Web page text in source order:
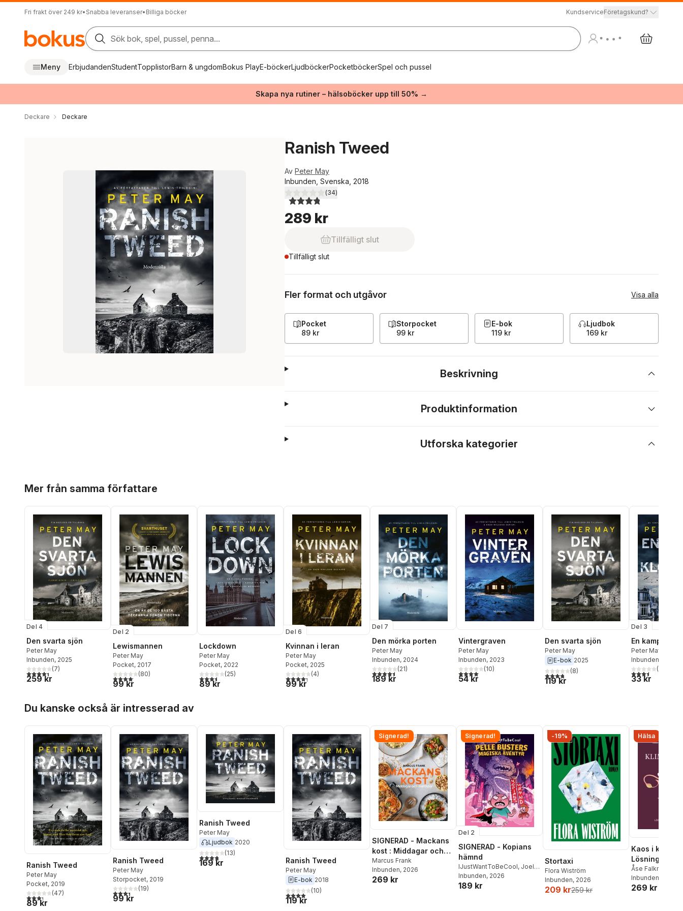
Fri frakt över 249 kr• Snabba leveranser• Billiga böcker KundserviceFöretagskund?
Sök bok, spel, pussel, penna...
Meny ErbjudandenStudentTopplistorBarn & ungdomBokus PlayE-böckerLjudböckerPocketböckerSpel och pussel
Skapa nya rutiner – hälsoböcker upp till 50% →
Deckare Deckare
Ranish Tweed
Av Peter May
Inbunden, Svenska, 2018
3,8utav 5 stjärnor. Totalt antal röster:
(34)
289 kr
Tillfälligt slut
Tillfälligt slut
Fler format och utgåvor Visa alla
Pocket
89 kr
Storpocket
99 kr
E-bok
119 kr
Ljudbok
169 kr
Beskrivning
Produktinformation
Utforska kategorier
Mer från samma författare
Del 4
Den svarta sjön
Peter May
Inbunden, 2025
4,4utav 5 stjärnor. Totalt antal röster:
(7)
259 kr
Del 2
Lewismannen
Peter May
Pocket, 2017
4,1utav 5 stjärnor. Totalt antal röster:
(80)
99 kr
Lockdown
Peter May
Pocket, 2022
3,5utav 5 stjärnor. Totalt antal röster:
(25)
89 kr
Del 6
Kvinnan i leran
Peter May
Pocket, 2025
4,3utav 5 stjärnor. Totalt antal röster:
(4)
99 kr
Del 7
Den mörka porten
Peter May
Inbunden, 2024
4,5utav 5 stjärnor. Totalt antal röster:
(21)
189 kr
Vintergraven
Peter May
Inbunden, 2023
4,0utav 5 stjärnor. Totalt antal röster:
(10)
54 kr
Den svarta sjön
Peter May
E-bok 2025
3,8utav 5 stjärnor. Totalt antal röster:
(8)
119 kr
Del 3
En kamp mot
Peter May
Inbunden
3,5utav 5(
33 kr
Du kanske också är intresserad av
Ranish Tweed
Peter May
Pocket, 2019
3,3utav 5 stjärnor. Totalt antal röster:
(47)
89 kr
Ranish Tweed
Peter May
Storpocket, 2019
3,4utav 5 stjärnor. Totalt antal röster:
(19)
99 kr
Ranish Tweed
Peter May
Ljudbok 2020
3,8utav 5 stjärnor. Totalt antal röster:
(13)
169 kr Ranish Tweed
Peter May
E-bok 2018
3,9utav 5 stjärnor. Totalt antal röster:
(10)
119 kr
Signerad!
SIGNERAD - Mackans
kost : Middagar och
matlådor
Marcus Frank
Inbunden, 2026
269 kr
Signerad!
Del 2
SIGNERAD - Kopians
hämnd
IJustWantToBeCool, Joel
Adolphson,Emil Ejdemo
Beer ,Victor Beer
Inbunden, 2026
189 kr
-19%
Stortaxi
Flora Wiström
Inbunden, 2026
209 kr259 kr
Hälsa
Kaos i
Lösningar
fungerar
Åse Falkman
Anna Hallén
Inbunden
269 kr